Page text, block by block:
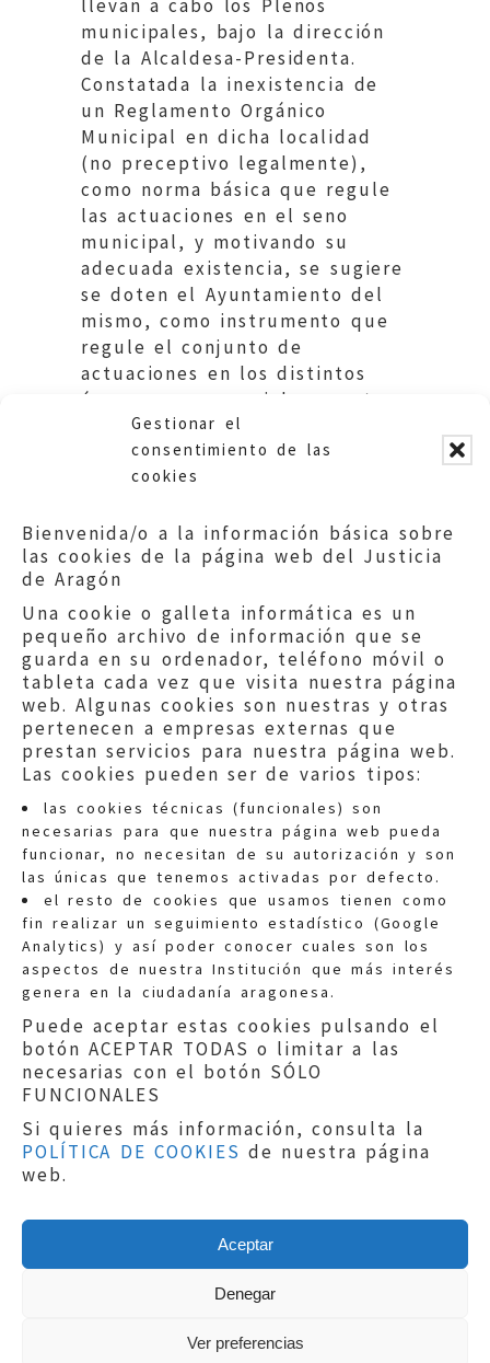
Gestionar el
consentimiento de las
cookies
Bienvenida/o a la información básica sobre
las cookies de la página web del Justicia
de Aragón
Una cookie o galleta informática es un
pequeño archivo de información que se
guarda en su ordenador, teléfono móvil o
tableta cada vez que visita nuestra página
web. Algunas cookies son nuestras y otras
pertenecen a empresas externas que
prestan servicios para nuestra página web.
Las cookies pueden ser de varios tipos:
las cookies técnicas (funcionales) son
necesarias para que nuestra página web pueda
funcionar, no necesitan de su autorización y son
las únicas que tenemos activadas por defecto.
el resto de cookies que usamos tienen como
fin realizar un seguimiento estadístico (Google
Analytics) y así poder conocer cuales son los
aspectos de nuestra Institución que más interés
genera en la ciudadanía aragonesa.
Puede aceptar estas cookies pulsando el
botón ACEPTAR TODAS o limitar a las
necesarias con el botón SÓLO
FUNCIONALES
Si quieres más información, consulta la
POLÍTICA DE COOKIES de nuestra página
web.
Aceptar
Denegar
Ver preferencias
llevan a cabo los Plenos
municipales, bajo la dirección
de la Alcaldesa-Presidenta.
Constatada la inexistencia de
un Reglamento Orgánico
Municipal en dicha localidad
(no preceptivo legalmente),
como norma básica que regule
las actuaciones en el seno
municipal, y motivando su
adecuada existencia, se sugiere
se doten el Ayuntamiento del
mismo, como instrumento que
regule el conjunto de
actuaciones en los distintos
órganos, en especial respecto
al Pleno.
Quejas:quejas@eljusticiadearagon.es
Información general:
informacion@eljusticiadearagon.es
Teléfonos:900 210 210/
Aviso legal|Política de privacidad|
Protección de Datos
Política de cookies
Copyright © 2019El Justicia de Aragón|
Sephor Consulting